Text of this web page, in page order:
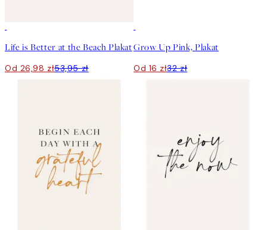
Life is Better at the Beach Plakat
Od 26,98 zł53,95 zł
Grow Up Pink, Plakat
Od 16 zł32 zł